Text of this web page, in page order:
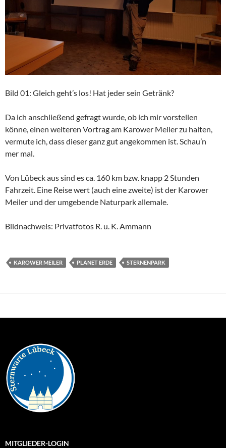
Bild 01: Gleich geht’s los! Hat jeder sein Getränk?
Da ich anschließend gefragt wurde, ob ich mir vorstellen
könne, einen weiteren Vortrag am Karower Meiler zu halten,
vermute ich, dass dieser ganz gut angekommen ist. Schau’n
mer mal.
Von Lübeck aus sind es ca. 160 km bzw. knapp 2 Stunden
Fahrzeit. Eine Reise wert (auch eine zweite) ist der Karower
Meiler und der umgebende Naturpark allemale.
Bildnachweis: Privatfotos R. u. K. Ammann
KAROWER MEILER PLANET ERDE STERNENPARK
MITGLIEDER-LOGIN